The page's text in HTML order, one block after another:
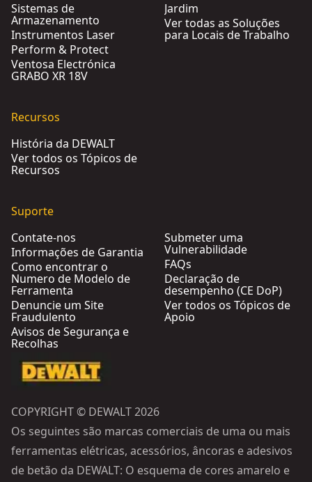
Sistemas de
Armazenamento
Instrumentos Laser
Perform & Protect
Ventosa Electrónica
GRABO XR 18V
Jardim
Ver todas as Soluções
para Locais de Trabalho
Recursos
História da DEWALT
Ver todos os Tópicos de
Recursos
Suporte
Contate-nos
Informações de Garantia
Como encontrar o
Numero de Modelo de
Ferramenta
Denuncie um Site
Fraudulento
Avisos de Segurança e
Recolhas
Submeter uma
Vulnerabilidade
FAQs
Declaração de
desempenho (CE DoP)
Ver todos os Tópicos de
Apoio
COPYRIGHT © DEWALT 2026
Os seguintes são marcas comerciais de uma ou mais
ferramentas elétricas, acessórios, âncoras e adesivos
de betão da DEWALT: O esquema de cores amarelo e